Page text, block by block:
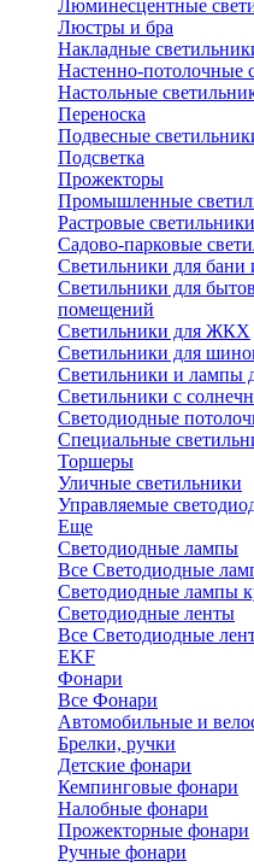
Люминесцентные
Люстры и бра
Накладные
Настенно-потолочные
Настольные
Переноска
Подвесные
Подсветка
Прожекторы
Промышленные
Растровые светильники
Садово-парковые
Светильники для
Светильники для
помещений
Светильники для ЖКХ
Светильники для
Светильники и лампы
Светильники с
Светодиодные
Специальные
Торшеры
Уличные светильники
Управляемые
Еще
Светодиодные лампы
Все Светодиодные
Светодиодные лампы
Светодиодные ленты
Все Светодиодные
EKF
Фонари
Все Фонари
Автомобильные и
Брелки, ручки
Детские фонари
Кемпинговые фонари
Налобные фонари
Прожекторные фонари
Ручные фонари